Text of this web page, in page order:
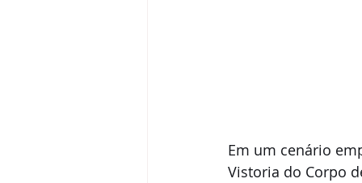
Em um cenário
Vistoria do Corpo